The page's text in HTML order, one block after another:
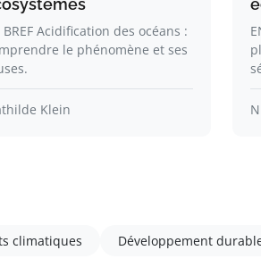
BREF Acidification des océans :
le phénomène et ses
Klein
climatiques Développement